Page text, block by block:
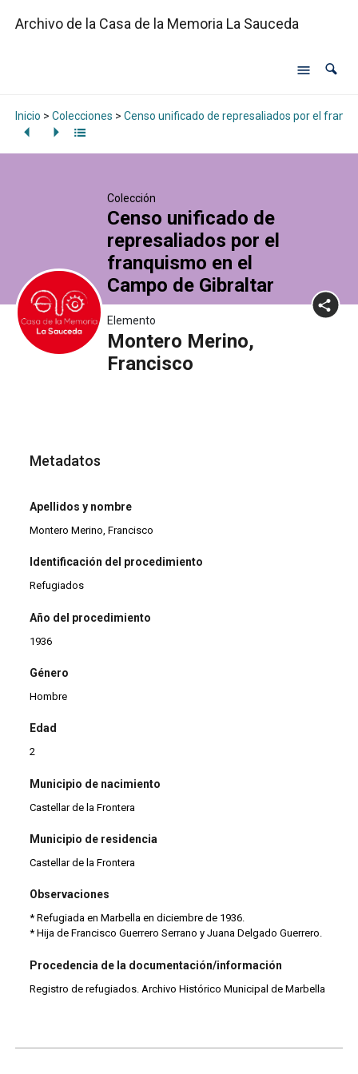
Archivo de la Casa de la Memoria La Sauceda
Inicio > Colecciones > Censo unificado de represaliados por el
Colección
Censo unificado de
represaliados por el
franquismo en el
Campo de Gibraltar
Elemento
Montero Merino,
Francisco
Metadatos
Apellidos y nombre
Montero Merino, Francisco
Identificación del procedimiento
Refugiados
Año del procedimiento
1936
Género
Hombre
Edad
2
Municipio de nacimiento
Castellar de la Frontera
Municipio de residencia
Castellar de la Frontera
Observaciones
* Refugiada en Marbella en diciembre de 1936.
* Hija de Francisco Guerrero Serrano y Juana Delgado Guerrero.
Procedencia de la documentación/información
Registro de refugiados. Archivo Histórico Municipal de Marbella